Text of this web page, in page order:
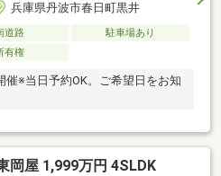
兵庫県丹波市春日町黒井
道路
駐車場あり
有権
※当日予約OK。ご希望日をお知
岡屋 1,999万円 4SLDK